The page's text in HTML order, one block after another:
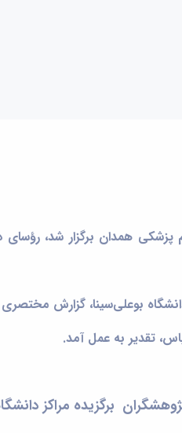
همدان برگزار شد،
بوعلی‌سینا، گزارش مختصری
تقدیر به عمل آمد.
برگزیده مراکز